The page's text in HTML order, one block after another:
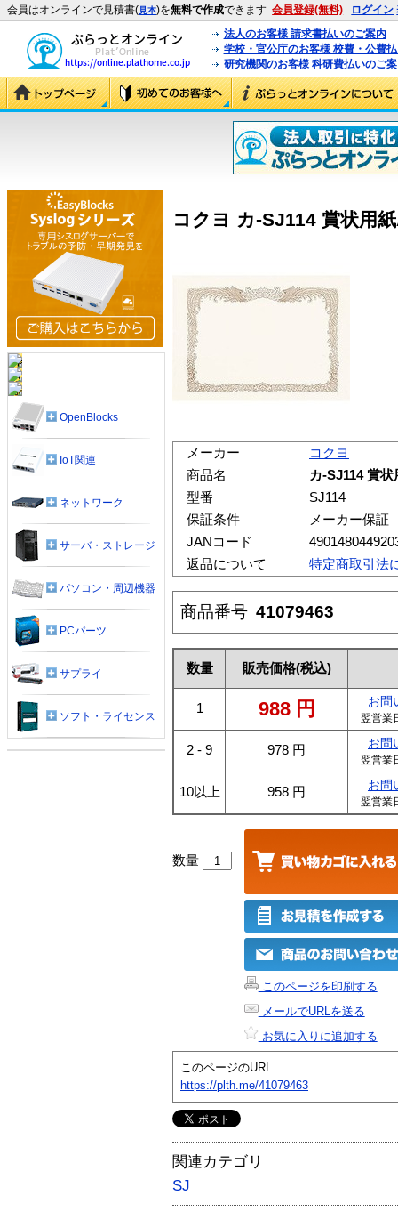
会員はオンラインで見積書(見本)を無料で作成できます 会員登録(無料) ログイン
法人のお客様 請求書払いのご案内
学校・官公庁のお客様 校費・公費
研究機関のお客様 科研費払いのご
コクヨ カ-SJ114 賞状用紙
メーカー
コクヨ
商品名
カ-SJ114 賞
型番
SJ114
保証条件
メーカー保証
JANコード
返品について
特定商取引法
商品番号 41079463
数量 販売価格(税込)
1 988 円 お問
翌営業
2 - 9 978 円 お問
翌営業
10以上 958 円 お問
翌営業
数量
このページを印刷する
メールでURLを送る
お気に入りに追加する
このページのURL
https://plth.me/41079463
関連カテゴリ
SJ
OpenBlocks
IoT関連
ネットワーク
サーバ・ストレージ
パソコン・周辺機器
PCパーツ
サプライ
ソフト・ライセンス